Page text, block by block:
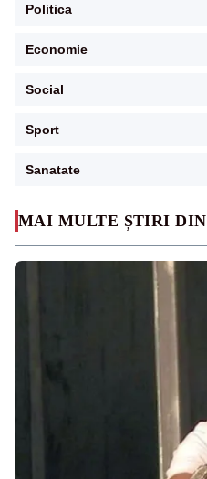
MAI MULTE ȘTIRI DIN
Politica
Economie
Social
Sport
Sanatate